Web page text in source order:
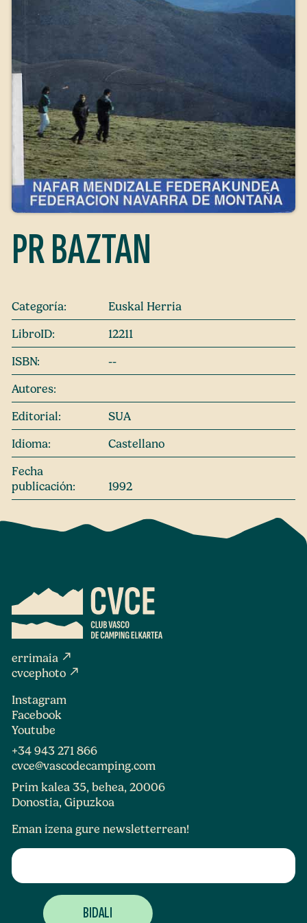
PR BAZTAN
Categoría:
Euskal Herria
LibroID:
12211
ISBN:
--
Autores:
Editorial:
SUA
Idioma:
Castellano
Fecha
publicación:
1992
errimaia north_east
cvcephoto north_east
Instagram
Facebook
Youtube
+34 943 271 866
cvce@vascodecamping.com
Prim kalea 35, behea, 20006
Donostia, Gipuzkoa
Eman izena gure newsletterrean!